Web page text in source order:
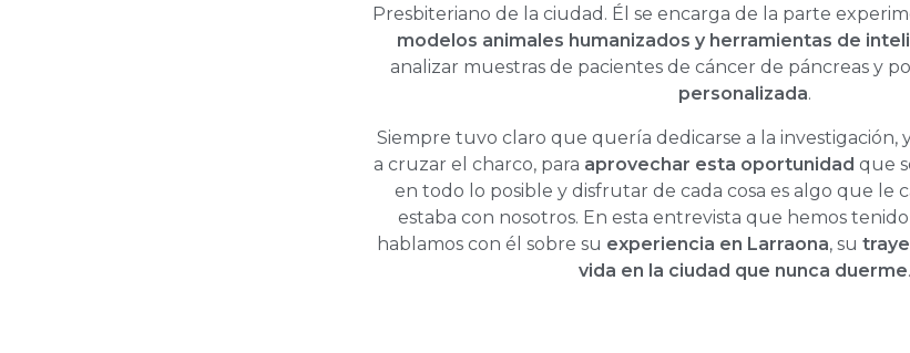
Presbiteriano de la ciudad. Él se encarga de la parte
modelos animales humanizados y herramientas de
analizar muestras de pacientes de cáncer de páncreas y
personalizada.
Siempre tuvo claro que quería dedicarse a la investigación,
a cruzar el charco, para aprovechar esta oportunidad que
en todo lo posible y disfrutar de cada cosa es algo que le
estaba con nosotros. En esta entrevista que hemos
hablamos con él sobre su experiencia en Larraona, su
vida en la ciudad que nunca duerme.